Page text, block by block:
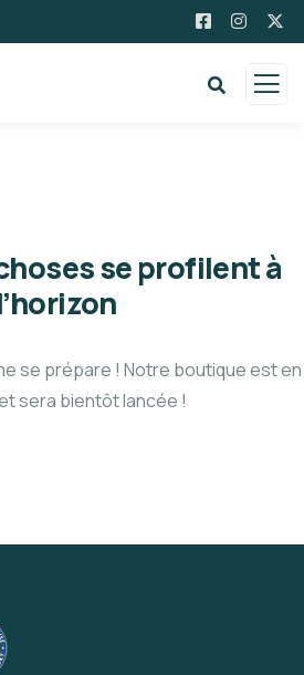
se profilent à
se prépare ! Notre boutique est en
sera bientôt lancée !